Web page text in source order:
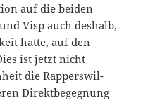
auf die beiden
Visp auch deshalb,
hatte, auf den
ist jetzt nicht
die Rapperswil-
Direktbegegnung